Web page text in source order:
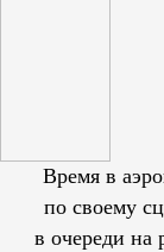
Время в
по своему
в очереди на